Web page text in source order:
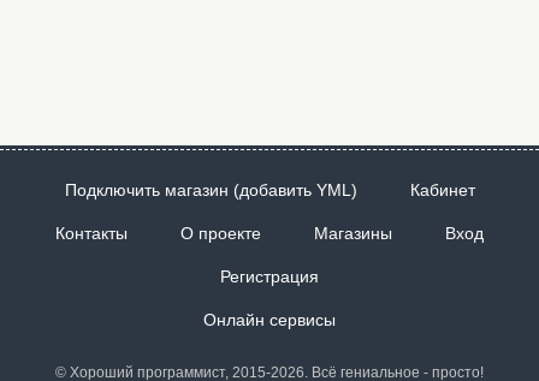
Подключить магазин (добавить YML) Кабинет
Контакты О проекте Магазины Вход
Регистрация
Онлайн сервисы
© Хороший программист, 2015-2026. Всё гениальное - просто!